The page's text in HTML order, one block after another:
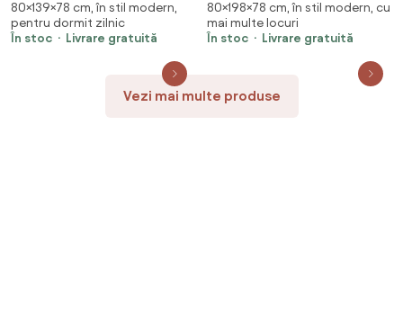
78 x 80 cm țesătură
80×139×78 cm, în stil modern,
pentru dormit zilnic
În stoc
Livrare gratuită
Crem 198 x 78 x 80 cm Catifea
80×198×78 cm, în stil modern, cu
mai multe locuri
În stoc
Livrare gratuită
Vezi mai multe produse